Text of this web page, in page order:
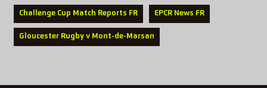
Challenge Cup Match Reports FR EPCR News FR
Gloucester Rugby v Mont-de-Marsan